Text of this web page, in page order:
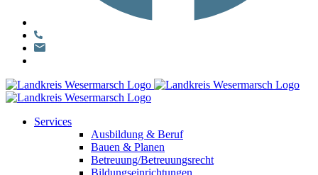
Services
Ausbildung & Beruf
Bauen & Planen
Betreuung/Betreuungsrecht
Bildungseinrichtungen